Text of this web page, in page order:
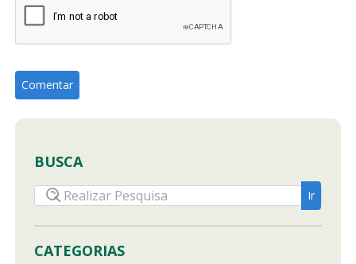
BUSCA
CATEGORIAS